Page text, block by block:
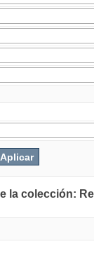
la colección: